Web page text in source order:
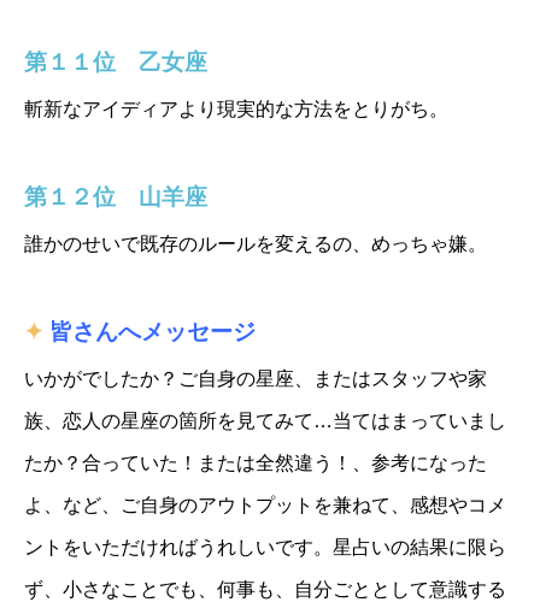
第１１位 乙女座
斬新なアイディアより現実的な方法をとりがち。
第１２位 山羊座
誰かのせいで既存のルールを変えるの、めっちゃ嫌。
✦ 皆さんへメッセージ
いかがでしたか？ご自身の星座、またはスタッフや家
族、恋人の星座の箇所を見てみて…当てはまっていまし
たか？ 合っていた！または全然違う！、参考になった
よ、など、ご自身のアウトプットを兼ねて、感想やコメ
ントをいただければうれしいです。星占いの結果に限ら
ず、小さなことでも、何事も、自分ごととして意識する